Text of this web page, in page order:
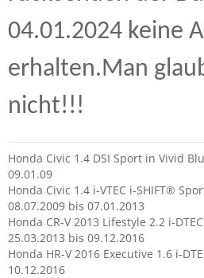
04.01.2024 keine
erhalten.Man
nicht!!!
Honda Civic 1.4 DSI Sport in Vivid
09.01.09
Honda Civic 1.4 i-VTEC i-SHIFT®
08.07.2009 bis 07.01.2013
Honda CR-V 2013 Lifestyle 2.2 i-
25.03.2013 bis 09.12.2016
Honda HR-V 2016 Executive 1.6 i-
10.12.2016